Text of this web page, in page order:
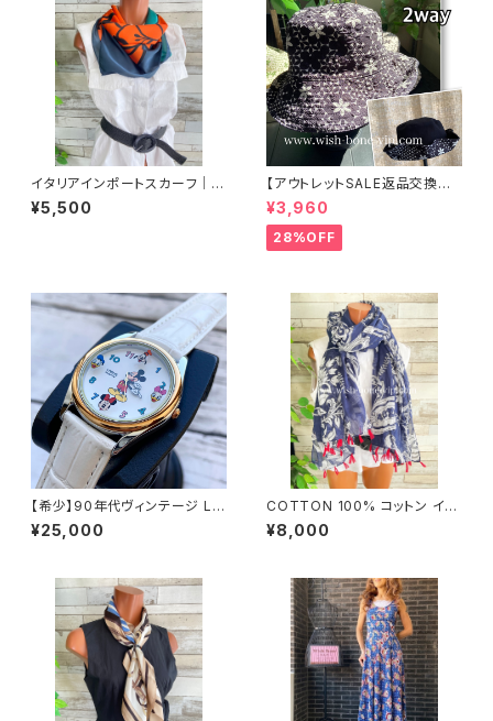
イタリアインポートスカーフ｜小
さめスカーフ ツヤスカーフ・SIL
K風 バッグスカーフ/オレンジ＆
¥5,500
【アウトレットSALE返品交換不
可8/20まで】ワッフル立体フラワ
ー＆無地 2way リバーシブルハ
ット・ワイヤー入り変形ハット・フ
ラワー帽子【ブラック】
¥3,960
28%OFF
【希少】90年代ヴィンテージ LO
RUS（SEIKO）ミッキーマウス
腕時計（RRS260） 1990年代
¥25,000
COTTON 100% コットン イン
ポート大判ストール ｜ロングス
トール・心地よい肌触りのスカー
¥8,000